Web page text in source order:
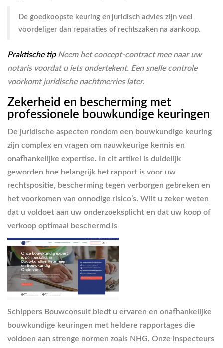
De goedkoopste keuring en juridisch advies zijn veel
voordeliger dan reparaties of rechtszaken na aankoop.
Praktische tip Neem het concept-contract mee naar uw
notaris voordat u iets ondertekent. Een snelle controle
voorkomt juridische nachtmerries later.
Zekerheid en bescherming met
professionele bouwkundige keuringen
De juridische aspecten rondom een bouwkundige keuring
zijn complex en vragen om nauwkeurige kennis en
onafhankelijke expertise. In dit artikel is duidelijk
geworden hoe belangrijk het rapport is voor uw
rechtspositie, bescherming tegen verborgen gebreken en
het voorkomen van onnodige risico’s. Wilt u zeker weten
dat u voldoet aan uw onderzoeksplicht en dat uw koop of
verkoop optimaal beschermd is
Schippers Bouwconsult biedt u ervaren en onafhankelijke
bouwkundige keuringen met heldere rapportages die
voldoen aan strenge normen zoals NHG. Onze inspecteurs